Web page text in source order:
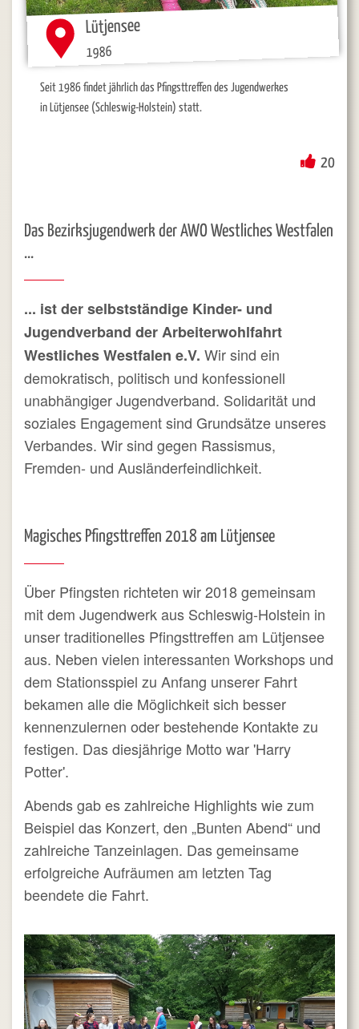
Lütjensee
1986
Seit 1986 findet jährlich das Pfingsttreffen des Jugendwerkes
in Lütjensee (Schleswig-Holstein) statt.
20
Das Bezirksjugendwerk der AWO Westliches Westfalen
...
... ist der selbstständige Kinder- und
Jugendverband der Arbeiterwohlfahrt
Westliches Westfalen e.V. Wir sind ein
demokratisch, politisch und konfessionell
unabhängiger Jugendverband. Solidarität und
soziales Engagement sind Grundsätze unseres
Verbandes. Wir sind gegen Rassismus,
Fremden- und Ausländerfeindlichkeit.
Magisches Pfingsttreffen 2018 am Lütjensee
Über Pfingsten richteten wir 2018 gemeinsam
mit dem Jugendwerk aus Schleswig-Holstein in
unser traditionelles Pfingsttreffen am Lütjensee
aus. Neben vielen interessanten Workshops und
dem Stationsspiel zu Anfang unserer Fahrt
bekamen alle die Möglichkeit sich besser
kennenzulernen oder bestehende Kontakte zu
festigen. Das diesjährige Motto war 'Harry
Potter'.
Abends gab es zahlreiche Highlights wie zum
Beispiel das Konzert, den „Bunten Abend“ und
zahlreiche Tanzeinlagen. Das gemeinsame
erfolgreiche Aufräumen am letzten Tag
beendete die Fahrt.